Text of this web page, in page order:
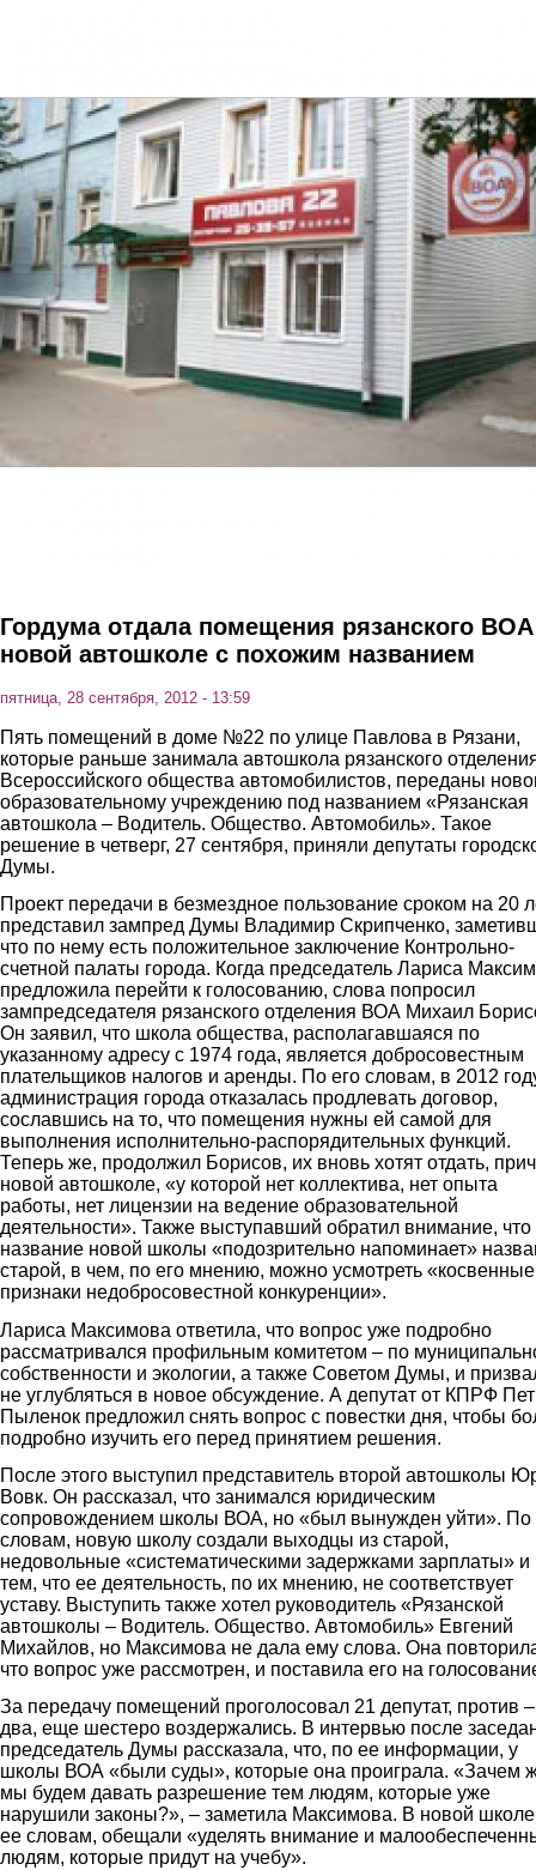
Гордума отдала помещения рязанского ВОА
новой автошколе с похожим названием
пятница, 28 сентября, 2012 - 13:59
Пять помещений в доме №22 по улице Павлова в Рязани,
которые раньше занимала автошкола рязанского
Всероссийского общества автомобилистов, переданы
образовательному учреждению под названием «Рязанская
автошкола – Водитель. Общество. Автомобиль». Такое
решение в четверг, 27 сентября, приняли депутаты
Думы.
Проект передачи в безмездное пользование сроком на 20
представил зампред Думы Владимир Скрипченко,
что по нему есть положительное заключение Контрольно-
счетной палаты города. Когда председатель Лариса
предложила перейти к голосованию, слова попросил
зампредседателя рязанского отделения ВОА Михаил
Он заявил, что школа общества, располагавшаяся по
указанному адресу с 1974 года, является добросовестным
плательщиков налогов и аренды. По его словам, в 2012
администрация города отказалась продлевать договор,
сославшись на то, что помещения нужны ей самой для
выполнения исполнительно-распорядительных функций.
Теперь же, продолжил Борисов, их вновь хотят отдать,
новой автошколе, «у которой нет коллектива, нет опыта
работы, нет лицензии на ведение образовательной
деятельности». Также выступавший обратил внимание, что
название новой школы «подозрительно напоминает»
старой, в чем, по его мнению, можно усмотреть «косвенные
признаки недобросовестной конкуренции».
Лариса Максимова ответила, что вопрос уже подробно
рассматривался профильным комитетом – по
собственности и экологии, а также Советом Думы, и
не углубляться в новое обсуждение. А депутат от КПРФ
Пыленок предложил снять вопрос с повестки дня, чтобы
подробно изучить его перед принятием решения.
После этого выступил представитель второй автошколы
Вовк. Он рассказал, что занимался юридическим
сопровождением школы ВОА, но «был вынужден уйти». По
словам, новую школу создали выходцы из старой,
недовольные «систематическими задержками зарплаты» и
тем, что ее деятельность, по их мнению, не соответствует
уставу. Выступить также хотел руководитель «Рязанской
автошколы – Водитель. Общество. Автомобиль» Евгений
Михайлов, но Максимова не дала ему слова. Она
что вопрос уже рассмотрен, и поставила его на
За передачу помещений проголосовал 21 депутат, против –
два, еще шестеро воздержались. В интервью после
председатель Думы рассказала, что, по ее информации, у
школы ВОА «были суды», которые она проиграла. «Зачем
мы будем давать разрешение тем людям, которые уже
нарушили законы?», – заметила Максимова. В новой
ее словам, обещали «уделять внимание и
людям, которые придут на учебу».